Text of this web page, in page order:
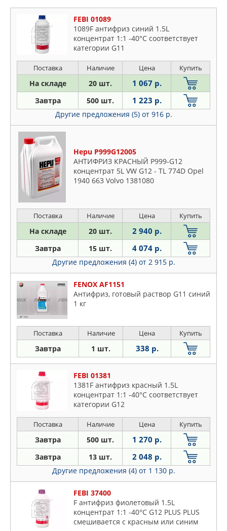
FEBI 01089
1089F антифриз синий 1.5L
концентрат 1:1 -40°C соответствует
категории G11
Поставка Наличие Цена Купить
На складе 20 шт. 1 067 р.
Завтра 500 шт. 1 223 р.
Другие предложения (5) от 916 р.
Hepu P999G12005
АНТИФРИЗ КРАСНЫЙ P999-G12
концентрат 5L VW G12 - TL 774D Opel
1940 663 Volvo 1381080
Поставка Наличие Цена Купить
На складе 20 шт. 2 940 р.
Завтра 15 шт. 4 074 р.
Другие предложения (4) от 2 915 р.
FENOX AF1151
Антифриз, готовый раствор G11 синий
1 кг
Поставка Наличие Цена Купить
Завтра 1 шт. 338 р.
FEBI 01381
1381F антифриз красный 1.5L
концентрат 1:1 -40°C соответствует
категории G12
Поставка Наличие Цена Купить
Завтра 500 шт. 1 270 р.
Завтра 13 шт. 2 048 р.
Другие предложения (4) от 1 130 р.
FEBI 37400
F антифриз фиолетовый 1.5L
концентрат 1:1 -40°C G12 PLUS PLUS
смешивается с красным или синим